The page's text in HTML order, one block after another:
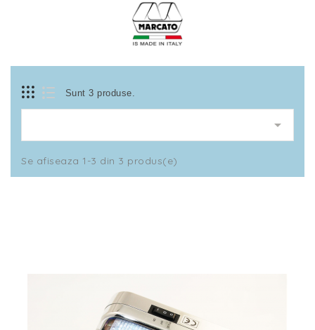
Sunt 3 produse.

Se afiseaza 1-3 din 3 produs(e)